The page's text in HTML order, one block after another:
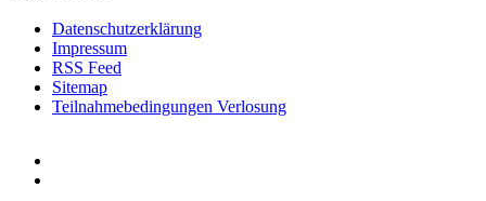
Datenschutzerklärung
Impressum
RSS Feed
Sitemap
Teilnahmebedingungen Verlosung